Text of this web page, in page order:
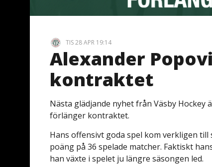
TIS 28 APR 19:14
Alexander
kontraktet
Nästa glädjande nyhet från Väsby Hockey
förlänger kontraktet.
Hans offensivt goda spel kom verkligen
poäng på 36 spelade matcher. Faktiskt
han växte i spelet ju längre säsongen led.